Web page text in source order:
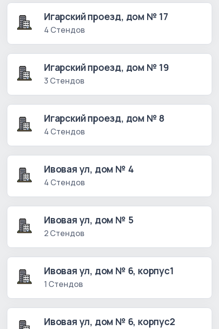
Игарский проезд, дом № 17
4 Стендов
Игарский проезд, дом № 19
3 Стендов
Игарский проезд, дом № 8
4 Стендов
Ивовая ул, дом № 4
4 Стендов
Ивовая ул, дом № 5
2 Стендов
Ивовая ул, дом № 6, корпус1
1 Стендов
Ивовая ул, дом № 6, корпус2